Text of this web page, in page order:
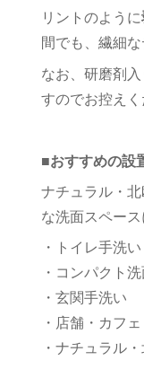
リントのように
間でも、繊細
なお、研磨剤
すのでお控えく
■おすすめの設
ナチュラル・
な洗面スペース
・トイレ手洗い
・コンパクト
・玄関手洗い
・店舗・カフ
・ナチュラル